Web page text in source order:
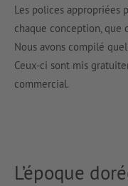
Les polices appropriées
chaque conception, que
Nous avons compilé
Ceux-ci sont mis
commercial.
L’époque